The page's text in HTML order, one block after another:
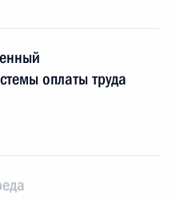
оплаты труда